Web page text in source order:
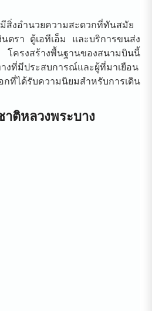
สิ่งอำนวยความสะดวกที่ทันสมัย
นตรา ตู้เอทีเอ็ม และบริการขนส่ง
ครงสร้างพื้นฐานของสนามบินนี้
งที่มีประสบการณ์และผู้ที่มาเยือน
กที่ได้รับความนิยมสำหรับการเดิน
ติหลวงพระบาง